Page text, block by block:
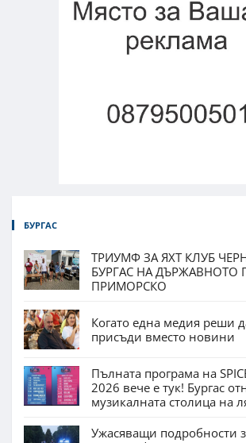
БУРГАС
ТРИУМФ ЗА ЯХТ КЛУБ
БУРГАС НА ДЪРЖАВНОТО
ПРИМОРСКО
Когато една медия реши
присъди вместо новини
Пълната програма на
2026 вече е тук! Бургас
музикалната столица на
Ужасяващи подробности